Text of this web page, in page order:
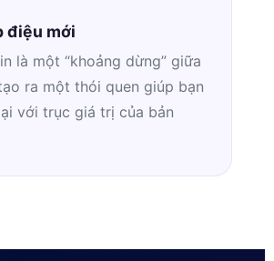
điệu mới
là một “khoảng dừng” giữa
ra một thói quen giúp bạn
với trục giá trị của bản